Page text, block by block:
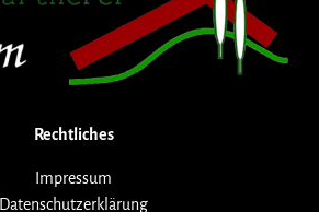
Rechtliches
Impressum
Datenschutzerklärung